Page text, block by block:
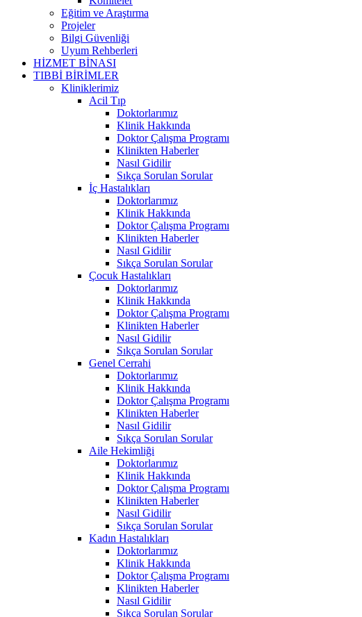
Eğitim ve Araştırma
Projeler
Bilgi Güvenliği
Uyum Rehberleri
HİZMET BİNASI
TIBBİ BİRİMLER
Kliniklerimiz
Acil Tıp
Doktorlarımız
Klinik Hakkında
Doktor Çalışma Programı
Klinikten Haberler
Nasıl Gidilir
Sıkça Sorulan Sorular
İç Hastalıkları
Doktorlarımız
Klinik Hakkında
Doktor Çalışma Programı
Klinikten Haberler
Nasıl Gidilir
Sıkça Sorulan Sorular
Çocuk Hastalıkları
Doktorlarımız
Klinik Hakkında
Doktor Çalışma Programı
Klinikten Haberler
Nasıl Gidilir
Sıkça Sorulan Sorular
Genel Cerrahi
Doktorlarımız
Klinik Hakkında
Doktor Çalışma Programı
Klinikten Haberler
Nasıl Gidilir
Sıkça Sorulan Sorular
Aile Hekimliği
Doktorlarımız
Klinik Hakkında
Doktor Çalışma Programı
Klinikten Haberler
Nasıl Gidilir
Sıkça Sorulan Sorular
Kadın Hastalıkları
Doktorlarımız
Klinik Hakkında
Doktor Çalışma Programı
Klinikten Haberler
Nasıl Gidilir
Sıkça Sorulan Sorular